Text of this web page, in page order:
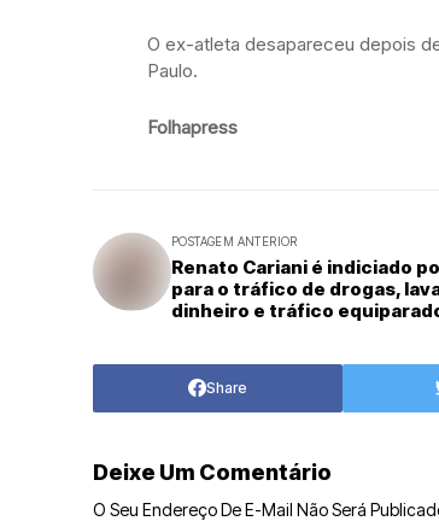
O ex-atleta desapareceu depois
Paulo.
Folhapress
POSTAGEM ANTERIOR
Renato Cariani é indiciado
para o tráfico de drogas,
dinheiro e tráfico
Share
Deixe Um Comentário
O Seu Endereço De E-Mail Não Será